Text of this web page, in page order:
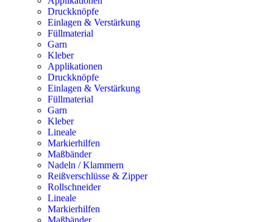
Druckknöpfe
Einlagen & Verstärkung
Füllmaterial
Garn
Kleber
Applikationen
Druckknöpfe
Einlagen & Verstärkung
Füllmaterial
Garn
Kleber
Lineale
Markierhilfen
Maßbänder
Nadeln / Klammern
Reißverschlüsse & Zipper
Rollschneider
Lineale
Markierhilfen
Maßbänder